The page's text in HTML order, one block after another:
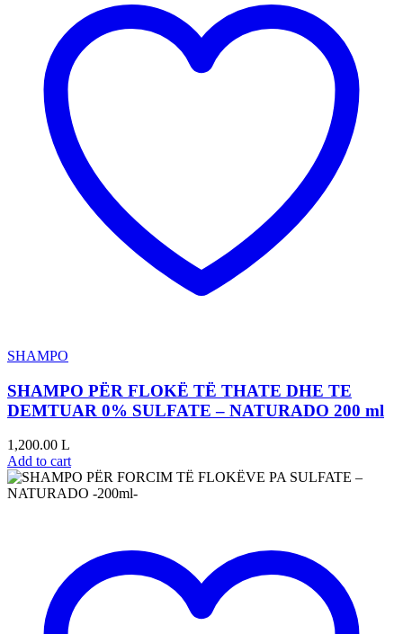
SHAMPO
SHAMPO PËR FLOKË TË THATE DHE TE
DEMTUAR 0% SULFATE – NATURADO 200 ml
1,200.00 L
Add to cart